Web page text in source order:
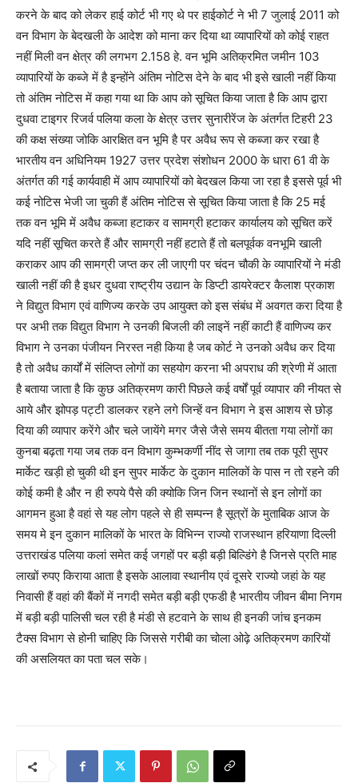
करने के बाद को लेकर हाई कोर्ट भी गए थे पर हाईकोर्ट ने भी 7 जुलाई 2011 को
वन विभाग के बेदखली के आदेश को माना कर दिया था व्यापारियों को कोई राहत
नहीं मिली वन क्षेत्र की लगभग 2.158 हे. वन भूमि अतिक्रमित जमीन 103
व्यापारियों के कब्जे में है इन्होंने अंतिम नोटिस देने के बाद भी इसे खाली नहीं किया
तो अंतिम नोटिस में कहा गया था कि आप को सूचित किया जाता है कि आप द्वारा
दुधवा टाइगर रिजर्व पलिया कला के क्षेत्र उत्तर सुनारीरेंज के अंतर्गत टिहरी 23
की कक्ष संख्या जोकि आरक्षित वन भूमि है पर अवैध रूप से कब्जा कर रखा है
भारतीय वन अधिनियम 1927 उत्तर प्रदेश संशोधन 2000 के धारा 61 वी के
अंतर्गत की गई कार्यवाही में आप व्यापारियों को बेदखल किया जा रहा है इससे पूर्व भी
कई नोटिस भेजी जा चुकी हैं अंतिम नोटिस से सूचित किया जाता है कि 25 मई
तक वन भूमि में अवैध कब्जा हटाकर व सामग्री हटाकर कार्यालय को सूचित करें
यदि नहीं सूचित करते हैं और सामग्री नहीं हटाते हैं तो बलपूर्वक वनभूमि खाली
कराकर आप की सामग्री जप्त कर ली जाएगी पर चंदन चौकी के व्यापारियों ने मंडी
खाली नहीं की है इधर दुधवा राष्ट्रीय उद्यान के डिप्टी डायरेक्टर कैलाश प्रकाश
ने विद्युत विभाग एवं वाणिज्य करके उप आयुक्त को इस संबंध में अवगत करा दिया है
पर अभी तक विद्युत विभाग ने उनकी बिजली की लाइनें नहीं काटी हैं वाणिज्य कर
विभाग ने उनका पंजीयन निरस्त नही किया है जब कोर्ट ने उनको अवैध कर दिया
है तो अवैध कार्यों में संलिप्त लोगों का सहयोग करना भी अपराध की श्रेणी में आता
है बताया जाता है कि कुछ अतिक्रमण कारी पिछले कई वर्षों पूर्व व्यापार की नीयत से
आये और झोपड़ पट्टी डालकर रहने लगे जिन्हें वन विभाग ने इस आशय से छोड़
दिया की व्यापार करेंगे और चले जायेंगे मगर जैसे जैसे समय बीतता गया लोगों का
कुनबा बढ़ता गया जब तक वन विभाग कुम्भकर्णी नींद से जागा तब तक पूरी सुपर
मार्केट खड़ी हो चुकी थी इन सुपर मार्केट के दुकान मालिकों के पास न तो रहने की
कोई कमी है और न ही रुपये पैसे की क्योकि जिन जिन स्थानों से इन लोगों का
आगमन हुआ है वहां से यह लोग पहले से ही सम्पन्न है सूत्रों के मुताबिक आज के
समय मे इन दुकान मालिकों के भारत के विभिन्न राज्यो राजस्थान हरियाणा दिल्ली
उत्तराखंड पलिया कलां समेत कई जगहों पर बड़ी बड़ी बिल्डिंगे है जिनसे प्रति माह
लाखों रुपए किराया आता है इसके आलावा स्थानीय एवं दूसरे राज्यो जहां के यह
निवासी हैं वहां की बैंकों में नगदी समेत बड़ी बड़ी एफडी है भारतीय जीवन बीमा निगम
में बड़ी बड़ी पालिसी चल रही है मंडी से हटवाने के साथ ही इनकी जांच इनकम
टैक्स विभाग से होनी चाहिए कि जिससे गरीबी का चोला ओढ़े अतिक्रमण कारियों
की असलियत का पता चल सके।